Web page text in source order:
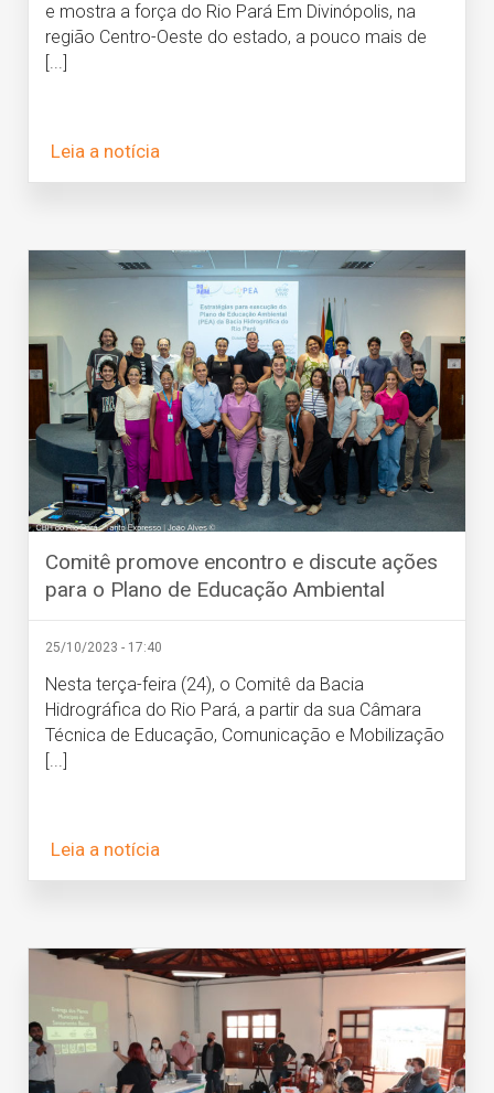
e mostra a força do Rio Pará Em Divinópolis, na
região Centro-Oeste do estado, a pouco mais de
[...]
Leia a notícia
Comitê promove encontro e discute ações
para o Plano de Educação Ambiental
25/10/2023 - 17:40
Nesta terça-feira (24), o Comitê da Bacia
Hidrográfica do Rio Pará, a partir da sua Câmara
Técnica de Educação, Comunicação e Mobilização
[...]
Leia a notícia